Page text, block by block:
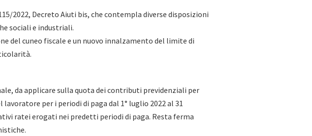
2022, Decreto Aiuti bis, che contempla diverse disposizioni
sociali e industriali.
del cuneo fiscale e un nuovo innalzamento del limite di
da applicare sulla quota dei contributi previdenziali per
per i periodi di paga dal 1° luglio 2022 al 31
ratei erogati nei predetti periodi di paga. Resta ferma